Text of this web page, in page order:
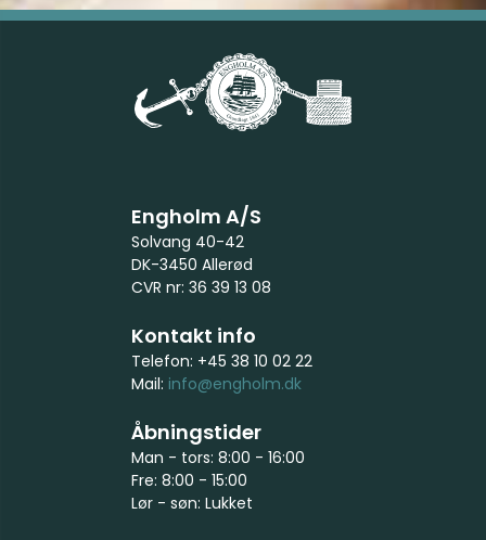
Engholm A/S
Solvang 40-42
DK-3450 Allerød
CVR nr: 36 39 13 08
Kontakt info
Telefon: +45 38 10 02 22
Mail: info@engholm.dk
Åbningstider
Man - tors: 8:00 - 16:00
Fre: 8:00 - 15:00
Lør - søn: Lukket